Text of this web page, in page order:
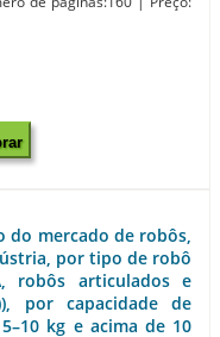
do mercado de robôs,
por tipo de robô
robôs articulados e
por capacidade de
kg e acima de 10